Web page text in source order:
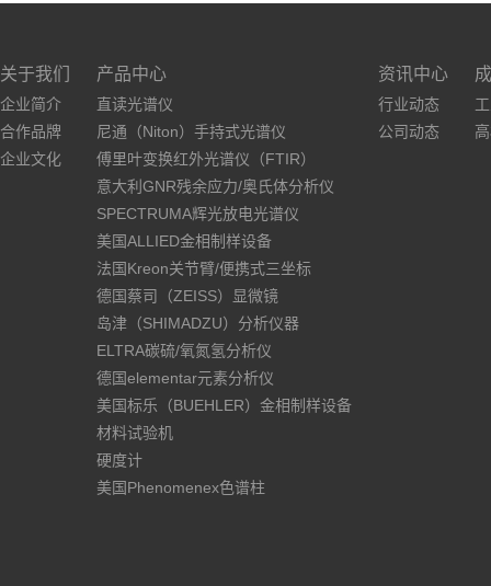
关于我们
企业简介
合作品牌
企业文化
产品中心
直读光谱仪
尼通（Niton）手持式光谱仪
傅里叶变换红外光谱仪（FTIR）
意大利GNR残余应力/奥氏体分析仪
SPECTRUMA辉光放电光谱仪
美国ALLIED金相制样设备
法国Kreon关节臂/便携式三坐标
德国蔡司（ZEISS）显微镜
岛津（SHIMADZU）分析仪器
ELTRA碳硫/氧氮氢分析仪
德国elementar元素分析仪
美国标乐（BUEHLER）金相制样设备
材料试验机
硬度计
美国Phenomenex色谱柱
资讯中心
行业动态
公司动态